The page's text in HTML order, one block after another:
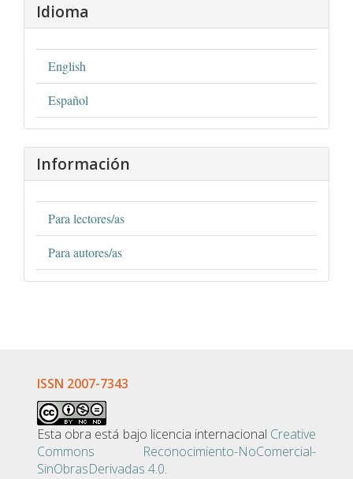
Idioma
English
Español
Información
Para lectores/as
Para autores/as
ISSN 2007-7343
Esta obra está bajo licencia internacional Creative
Commons Reconocimiento-NoComercial-
SinObrasDerivadas 4.0.